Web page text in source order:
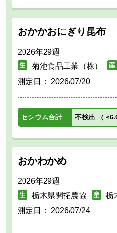
おかかおにぎり昆布
2026年29週
菊池食品工業（株）
測定日： 2026/07/20
セシウム合計 不検出 （
おかわかめ
2026年29週
栃木県開拓農協
栃
測定日： 2026/07/24